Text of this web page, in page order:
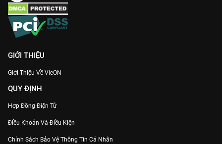
GIỚI THIỆU
Giới Thiệu Về VieON
QUY ĐỊNH
Hợp Đồng Điện Tử
Điều Khoản Và Điều Kiện
Chính Sách Bảo Vệ Thông Tin Cá Nhân